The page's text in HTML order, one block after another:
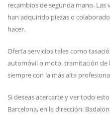
recambios de segunda mano.
han adquirido piezas o
hacer.
Oferta servicios tales como
automóvil o moto, tramitación de
siempre con la más alta
Si deseas acercarte y ver todo
Barcelona, en la dirección: